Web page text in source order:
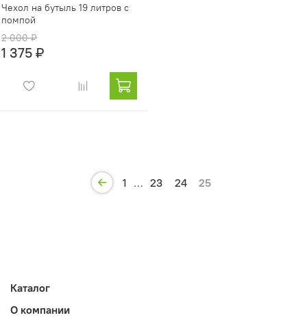
Чехол на бутыль 19 литров с
помпой
2 000 ₽
1 375 ₽
1 … 23 24 25
Каталог
О компании